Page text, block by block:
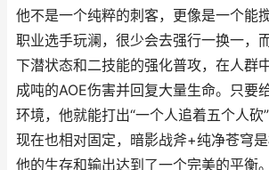
他不是一个纯粹的刺客，更像是一个能
职业选手玩澜，很少会去强行一换一，
下潜状态和二技能的强化普攻，在人群
成吨的AOE伤害并回复大量生命。只要
环境，他就能打出“一个人追着五个人砍
现在也相对固定，暗影战斧+纯净苍穹
他的生存和输出达到了一个完美的平衡。